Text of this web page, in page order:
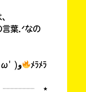
言葉.ᐟなの
(わーーーーーーーーーー！)٩( 'ω' )و
ﾒﾗﾒﾗ
⋆